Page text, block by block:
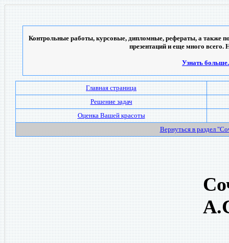
Контрольные работы, курсовые, дипломные, рефераты, а также
презентаций и еще много всего.
Узнать
Главная страница
Решение задач
Оценка Вашей красоты
Вернуться в раздел